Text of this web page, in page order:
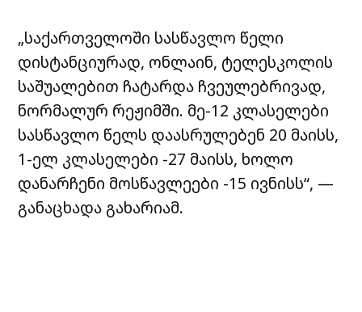
„საქართველოში სასწავლო წელი
დისტანციურად, ონლაინ, ტელესკოლის
საშუალებით ჩატარდა ჩვეულებრივად,
ნორმალურ რეჟიმში. მე-12 კლასელები
სასწავლო წელს დაასრულებენ 20 მაისს,
1-ელ კლასელები -27 მაისს, ხოლო
დანარჩენი მოსწავლეები -15 ივნისს“, —
განაცხადა გახარიამ.